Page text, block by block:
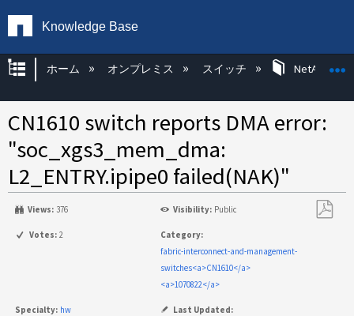
Knowledge Base
グローバル階層を展開/折りたたむ
ホーム オンプレミス スイッチ NetApp KBs
CN1610 switch reports DMA error:
"soc_xgs3_mem_dma:
L2_ENTRY.ipipe0 failed(NAK)"
Views: 376 Visibility: Public
Votes: 2
Category:
fabric-interconnect-and-management-
switches<a>CN1610</a>
<a>1070822</a>
Specialty: hw
Last Updated: